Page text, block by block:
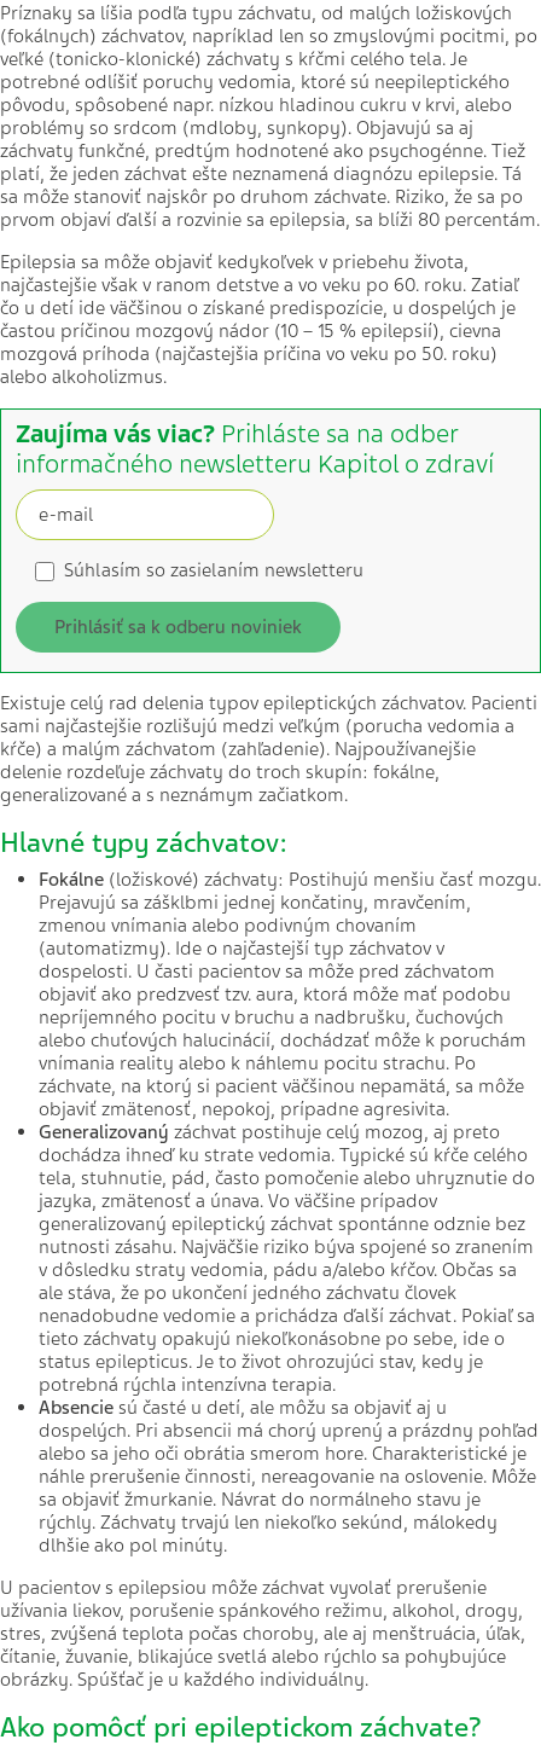
Príznaky sa líšia podľa typu záchvatu, od malých ložiskových
(fokálnych) záchvatov, napríklad len so zmyslovými pocitmi, po
veľké (tonicko-klonické) záchvaty s kŕčmi celého tela. Je
potrebné odlíšiť poruchy vedomia, ktoré sú neepileptického
pôvodu, spôsobené napr. nízkou hladinou cukru v krvi, alebo
problémy so srdcom (mdloby, synkopy). Objavujú sa aj
záchvaty funkčné, predtým hodnotené ako psychogénne. Tiež
platí, že jeden záchvat ešte neznamená diagnózu epilepsie. Tá
sa môže stanoviť najskôr po druhom záchvate. Riziko, že sa po
prvom objaví ďalší a rozvinie sa epilepsia, sa blíži 80 percentám.
Epilepsia sa môže objaviť kedykoľvek v priebehu života,
najčastejšie však v ranom detstve a vo veku po 60. roku. Zatiaľ
čo u detí ide väčšinou o získané predispozície, u dospelých je
častou príčinou mozgový nádor (10 – 15 % epilepsií), cievna
mozgová príhoda (najčastejšia príčina vo veku po 50. roku)
alebo alkoholizmus.
Zaujíma vás viac? Prihláste sa na odber
informačného newsletteru Kapitol o zdraví
Súhlasím so zasielaním newsletteru
Prihlásiť sa k odberu noviniek
Existuje celý rad delenia typov epileptických záchvatov. Pacienti
sami najčastejšie rozlišujú medzi veľkým (porucha vedomia a
kŕče) a malým záchvatom (zahľadenie). Najpoužívanejšie
delenie rozdeľuje záchvaty do troch skupín: fokálne,
generalizované a s neznámym začiatkom.
Hlavné typy záchvatov:
Fokálne (ložiskové) záchvaty: Postihujú menšiu časť mozgu.
Prejavujú sa zášklbmi jednej končatiny, mravčením,
zmenou vnímania alebo podivným chovaním
(automatizmy). Ide o najčastejší typ záchvatov v
dospelosti. U časti pacientov sa môže pred záchvatom
objaviť ako predzvesť tzv. aura, ktorá môže mať podobu
nepríjemného pocitu v bruchu a nadbrušku, čuchových
alebo chuťových halucinácií, dochádzať môže k poruchám
vnímania reality alebo k náhlemu pocitu strachu. Po
záchvate, na ktorý si pacient väčšinou nepamätá, sa môže
objaviť zmätenosť, nepokoj, prípadne agresivita.
Generalizovaný záchvat postihuje celý mozog, aj preto
dochádza ihneď ku strate vedomia. Typické sú kŕče celého
tela, stuhnutie, pád, často pomočenie alebo uhryznutie do
jazyka, zmätenosť a únava. Vo väčšine prípadov
generalizovaný epileptický záchvat spontánne odznie bez
nutnosti zásahu. Najväčšie riziko býva spojené so zranením
v dôsledku straty vedomia, pádu a/alebo kŕčov. Občas sa
ale stáva, že po ukončení jedného záchvatu človek
nenadobudne vedomie a prichádza ďalší záchvat. Pokiaľ sa
tieto záchvaty opakujú niekoľkonásobne po sebe, ide o
status epilepticus. Je to život ohrozujúci stav, kedy je
potrebná rýchla intenzívna terapia.
Absencie sú časté u detí, ale môžu sa objaviť aj u
dospelých. Pri absencii má chorý uprený a prázdny pohľad
alebo sa jeho oči obrátia smerom hore. Charakteristické je
náhle prerušenie činnosti, nereagovanie na oslovenie. Môže
sa objaviť žmurkanie. Návrat do normálneho stavu je
rýchly. Záchvaty trvajú len niekoľko sekúnd, málokedy
dlhšie ako pol minúty.
U pacientov s epilepsiou môže záchvat vyvolať prerušenie
užívania liekov, porušenie spánkového režimu, alkohol, drogy,
stres, zvýšená teplota počas choroby, ale aj menštruácia, úľak,
čítanie, žuvanie, blikajúce svetlá alebo rýchlo sa pohybujúce
obrázky. Spúšťač je u každého individuálny.
Ako pomôcť pri epileptickom záchvate?